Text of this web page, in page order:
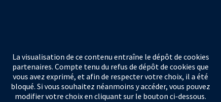
La visualisation de ce contenu entraîne le dépôt de cookies
partenaires. Compte tenu du refus de dépôt de cookies que
vous avez exprimé, et afin de respecter votre choix, il a été
bloqué. Si vous souhaitez néanmoins y accéder, vous pouvez
modifier votre choix en cliquant sur le bouton ci-dessous.